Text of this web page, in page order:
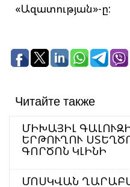
«Ազատության»-ը:
Читайте также
ՄԻԽԱՅԻԼ
ԵՐԹՈՒՂՈՒ
ԳՈՐԾՈՆ ԿԼԻՆԻ
ՄՈՍԿՎԱՆ